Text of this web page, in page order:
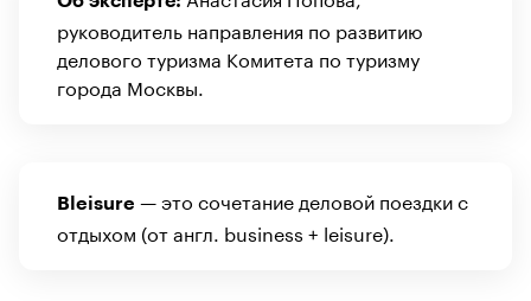
руководитель направления по развитию
делового туризма Комитета по туризму
города Москвы.
Bleisure — это сочетание деловой поездки с
отдыхом (от англ. business + leisure).